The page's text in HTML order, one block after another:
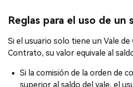
Reglas para el uso de un
Si el usuario solo tiene un Vale de
Contrato, su valor equivale al
Si la comisión de la orden de
superior al saldo del vale, el